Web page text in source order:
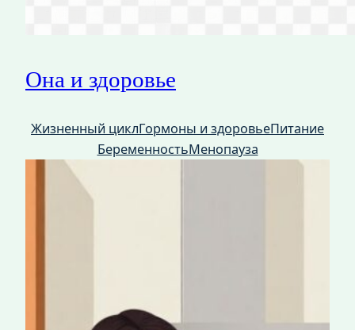
Она и здоровье
Жизненный циклГормоны и здоровьеПитание
БеременностьМенопауза